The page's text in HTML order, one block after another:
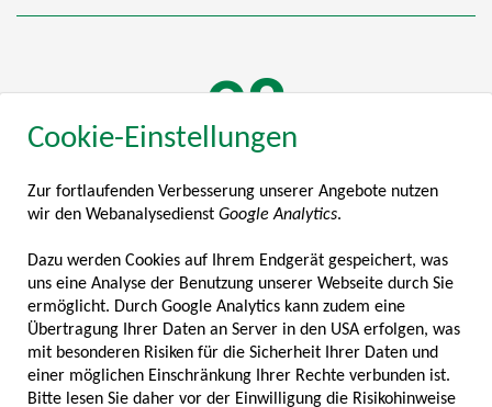
Cookie-Einstellungen
Zur fortlaufenden Verbesserung unserer Angebote nutzen
wir den Webanalysedienst Google Analytics.
Dazu werden Cookies auf Ihrem Endgerät gespeichert, was
uns eine Analyse der Benutzung unserer Webseite durch Sie
ermöglicht. Durch Google Analytics kann zudem eine
Übertragung Ihrer Daten an Server in den USA erfolgen, was
mit besonderen Risiken für die Sicherheit Ihrer Daten und
einer möglichen Einschränkung Ihrer Rechte verbunden ist.
Bitte lesen Sie daher vor der Einwilligung die Risikohinweise
118
MITGLIEDSUNTERNEHMEN
2